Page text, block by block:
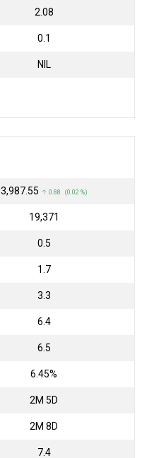
2.08
0.1
NIL
₹3,987.55 ↑ 0.88 (0.02 %)
₹19,371
0.5
1.7
3.3
6.4
6.5
6.45%
2M 5D
2M 8D
7.4